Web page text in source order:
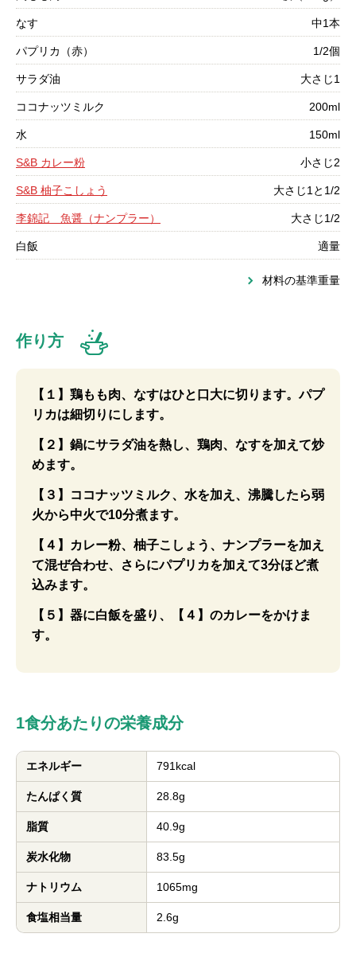
なす 中1本
パプリカ（赤） 1/2個
サラダ油 大さじ1
ココナッツミルク 200ml
水 150ml
S&B カレー粉 小さじ2
S&B 柚子こしょう 大さじ1と1/2
李錦記 魚醤（ナンプラー） 大さじ1/2
白飯 適量
材料の基準重量
作り方
【１】鶏もも肉、なすはひと口大に切ります。パプ
リカは細切りにします。
【２】鍋にサラダ油を熱し、鶏肉、なすを加えて炒
めます。
【３】ココナッツミルク、水を加え、沸騰したら弱
火から中火で10分煮ます。
【４】カレー粉、柚子こしょう、ナンプラーを加え
て混ぜ合わせ、さらにパプリカを加えて3分ほど煮
込みます。
【５】器に白飯を盛り、【４】のカレーをかけま
す。
1食分あたりの栄養成分
エネルギー 791kcal
たんぱく質 28.8g
脂質 40.9g
炭水化物 83.5g
ナトリウム 1065mg
食塩相当量 2.6g